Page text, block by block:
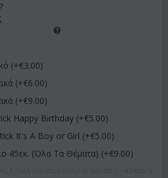
(+€3.00)
(+€6.00)
(+€9.00)
Happy Birthday (+€5.00)
It's A Boy or Girl (+€5.00)
45εκ. (Όλα Τα Θέματα) (+€9.00)